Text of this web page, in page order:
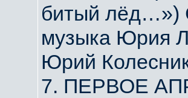
битый лёд…»)
музыка Юрия
Юрий
7. ПЕРВОЕ